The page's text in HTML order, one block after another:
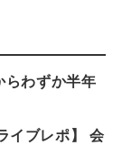
らわずか半年
イブレポ】 会